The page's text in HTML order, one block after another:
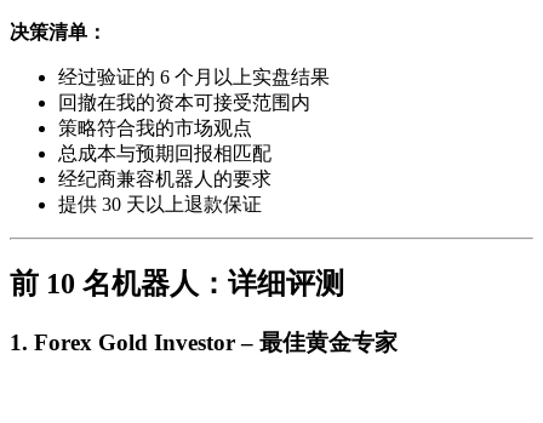
决策清单：
经过验证的 6 个月以上实盘结果
回撤在我的资本可接受范围内
策略符合我的市场观点
总成本与预期回报相匹配
经纪商兼容机器人的要求
提供 30 天以上退款保证
前 10 名机器人：详细评测
1. Forex Gold Investor – 最佳黄金专家